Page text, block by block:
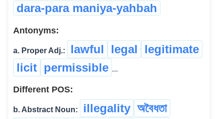
dara-para maniya-yahbah
Antonyms:
a. Proper Adj.: lawful legal
legitimate
licit permissible ...
Different POS:
b. Abstract Noun: illegality অবৈধতা